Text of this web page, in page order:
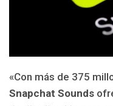
«Con más de 375
Snapchat Sounds